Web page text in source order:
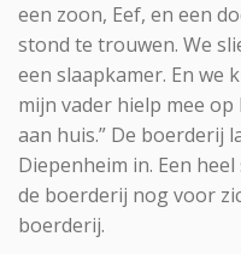
een zoon, Eef, en een
stond te trouwen. We
een slaapkamer. En we
mijn vader hielp mee
aan huis.” De boerderij
Diepenheim in. Een
de boerderij nog voor
boerderij.